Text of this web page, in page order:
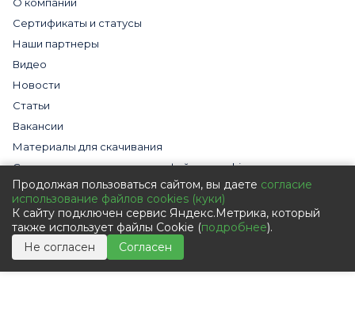
Сертификаты и статусы
Наши партнеры
Видео
Новости
Статьи
Вакансии
Материалы для скачивания
Cогласие на использование файлов cookies
Обработка персональных данных с помощью сервиса
«Яндекс.Метрика»
Политика в отношении обработки персональных данных
Пользовательское соглашение
Согласие на обработку персональных данных
Продолжая пользоваться сайтом, вы даете согласие
использование файлов cookies (куки)
К сайту подключен сервис Яндекс.Метрика, который
также использует файлы Cookie (подробнее).
Не согласен
Согласен